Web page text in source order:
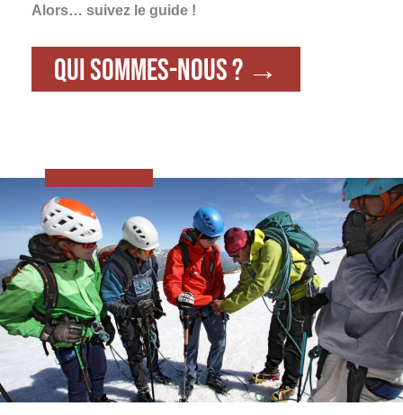
Alors… suivez le guide !
Qui sommes-nous ?